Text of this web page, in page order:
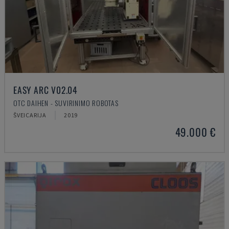
EASY ARC V02.04
OTC DAIHEN - SUVIRINIMO ROBOTAS
ŠVEICARIJA 2019
49.000 €